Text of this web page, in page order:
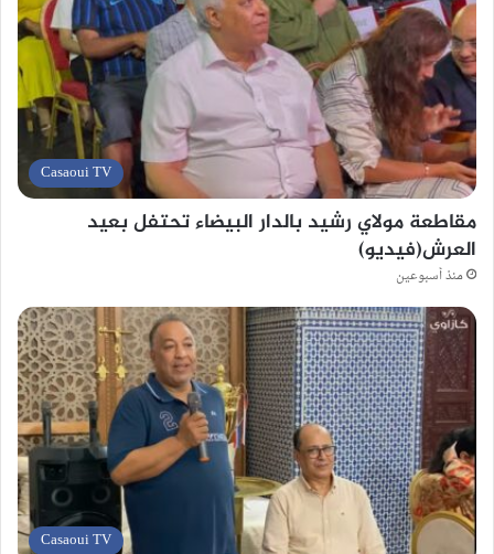
Casaoui TV
مقاطعة مولاي رشيد بالدار البيضاء تحتفل بعيد
العرش(فيديو)
منذ أسبوعين
Casaoui TV